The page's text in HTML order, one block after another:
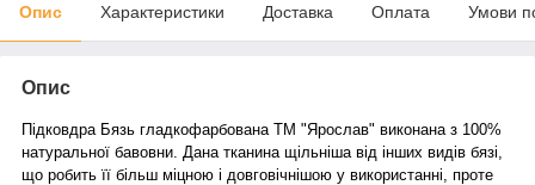
Опис Характеристики Доставка Оплата Умови
Опис
Підковдра Бязь гладкофарбована ТМ "Ярослав" виконана з 100%
натуральної бавовни. Дана тканина щільніша від інших видів бязі,
що робить її більш міцною і довговічнішою у використанні, проте